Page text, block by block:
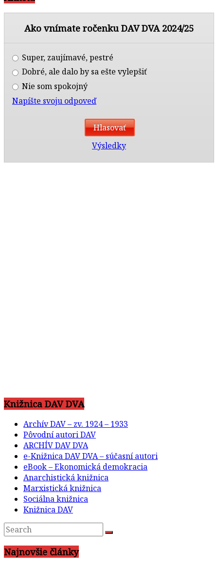
Ako vnímate ročenku DAV DVA 2024/25
Super, zaujímavé, pestré
Dobré, ale dalo by sa ešte vylepšiť
Nie som spokojný
Napíšte svoju odpoveď
Výsledky
Knižnica DAV DVA
Archív DAV – zv. 1924 – 1933
Pôvodní autori DAV
ARCHÍV DAV DVA
e-Knižnica DAV DVA – súčasní autori
eBook – Ekonomická demokracia
Anarchistická knižnica
Marxistická knižnica
Sociálna knižnica
Knižnica DAV
Najnovšie články